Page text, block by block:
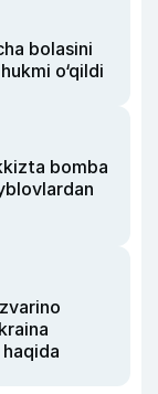
bolasini
o‘qildi
bomba